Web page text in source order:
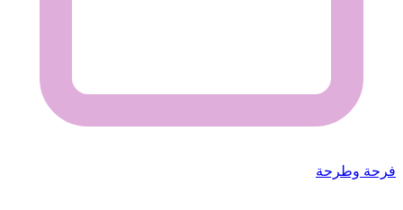
فرحة وطرحة